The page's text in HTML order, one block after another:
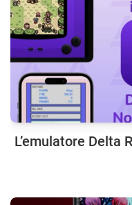
L’emulatore Delta